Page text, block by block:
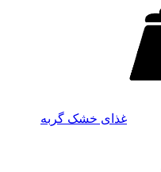
غذای خشک گربه